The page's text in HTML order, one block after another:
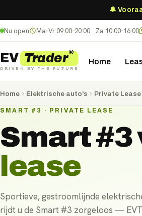
🔔
Nu open Ma–Vr 09:00–20:00 · Za 10:00–16:00
EV Trader®
DRIVEN BY THE FUTURE
Home
Home Elektrische auto's Private Lease
SMART #3 · PRIVATE LEASE
Smart #3
lease
Sportieve, gestroomlijnde
rijdt u de Smart #3 zorgeloos —